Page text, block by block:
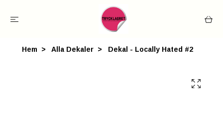
Hem Alla Dekaler Dekal - Locally Hated #2